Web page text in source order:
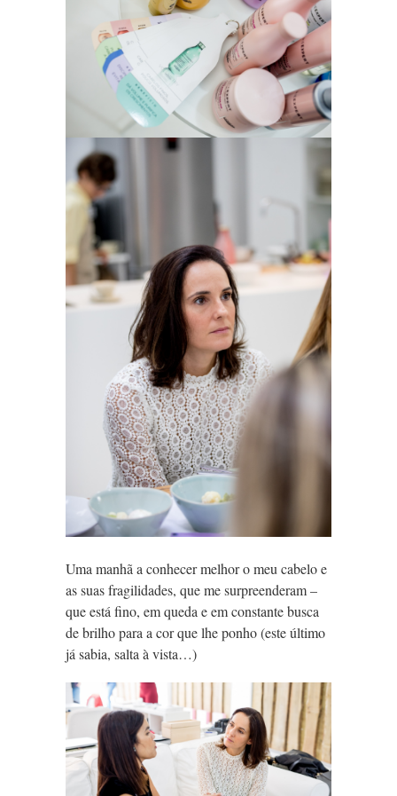
Uma manhã a conhecer melhor o meu cabelo e
as suas fragilidades, que me surpreenderam –
que está fino, em queda e em constante busca
de brilho para a cor que lhe ponho (este último
já sabia, salta à vista…)